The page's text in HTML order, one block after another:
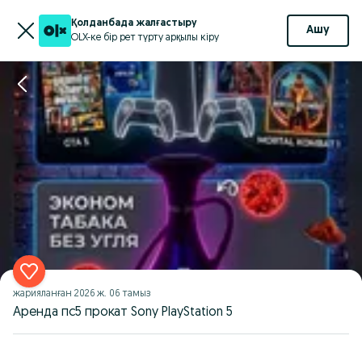
Қолданбада жалғастыру
OLX-ке бір рет түрту арқылы кіру
Ашу
жарияланған 2026 ж. 06 тамыз
Аренда пс5 прокат Sony PlayStation 5